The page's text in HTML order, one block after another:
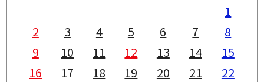
1
2
3 4 5 6 7
8
9
10 11 12 13 14
15
16
17 18 19 20 21
22